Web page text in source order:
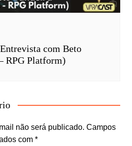
com Beto
RPG Platform)
não será publicado. Campos
com *